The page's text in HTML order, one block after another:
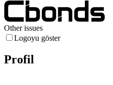
Other issues
Logoyu göster
Profil